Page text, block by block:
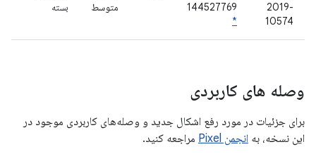
2019-
10574
144527769
*
متوسط
بسته
وصله های کاربردی
برای جزئیات در مورد رفع اشکال جدید و وصله‌های کاربردی موجود در
این نسخه، به انجمن Pixel مراجعه کنید.